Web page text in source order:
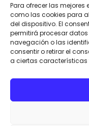
Para ofrecer las
como las cookies para
del dispositivo. El
permitirá procesar
navegación o las
consentir o retirar el
a ciertas características
© 2026 Sports &